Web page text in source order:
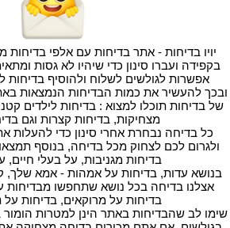
יויו בדיחות - אתר בדיחות עם אלפי בדיחות
בקפידה ועברו סינון כדי שיהיו לא גסות
אפשרות לגולשים לשלוח ולהוסיף בדיחות
ובכך להעשיר את כמות הבדיחות הנמצאות
של בדיחות תוכלו למצוא : בדיחות לילדים
מצחיקות, בדיחות קצרות וגם
כל בדיחה נבחרת אחרי סינון כדי
ולגרום לכם לצחוק מכל בדיחה, בנוסף
בדיחות מגניבות, על בעלי חיים,
בנושא עדות, בדיחות על אמהות - אמא שלך,
אצלנו בדיחה בכל נושא שתחפשו מבדיחות
בדיחות על מרוקאים, בדיחות על
שימו לב שהבדיחות באתר הינן למטרות הומור